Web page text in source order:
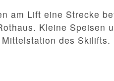
am Lift eine Strecke
Kleine Speisen
des Skilifts.